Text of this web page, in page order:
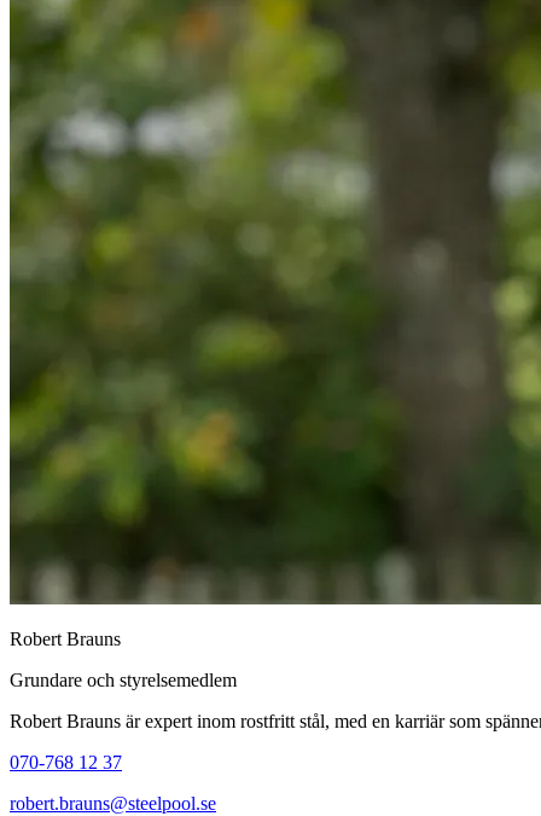
Robert Brauns
Grundare och styrelsemedlem
Robert Brauns är expert inom rostfritt stål, med en karriär som
070-768 12 37
robert.brauns@steelpool.se